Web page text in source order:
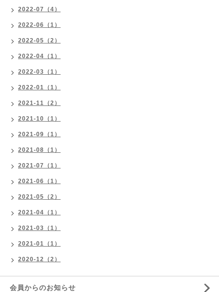
2022-07（4）
2022-06（1）
2022-05（2）
2022-04（1）
2022-03（1）
2022-01（1）
2021-11（2）
2021-10（1）
2021-09（1）
2021-08（1）
2021-07（1）
2021-06（1）
2021-05（2）
2021-04（1）
2021-03（1）
2021-01（1）
2020-12（2）
会員からのお知らせ